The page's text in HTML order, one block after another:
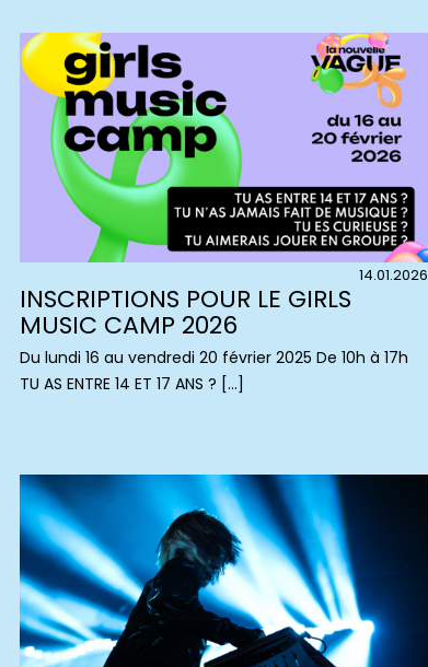
14.01.2026
INSCRIPTIONS POUR LE GIRLS
MUSIC CAMP 2026
Du lundi 16 au vendredi 20 février 2025 De 10h à 17h
TU AS ENTRE 14 ET 17 ANS ? […]